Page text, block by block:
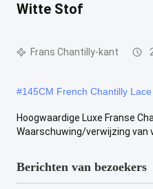
Witte Stof
Frans Chantilly-kant
#145CM French Chantilly
Hoogwaardige Luxe Franse
Waarschuwing/verwijzing van
Berichten van bezoekers